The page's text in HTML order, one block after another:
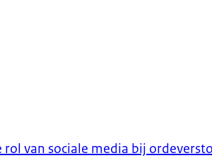
van sociale media bij